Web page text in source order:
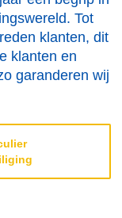
Tot
klanten, dit
klanten en
garanderen wij